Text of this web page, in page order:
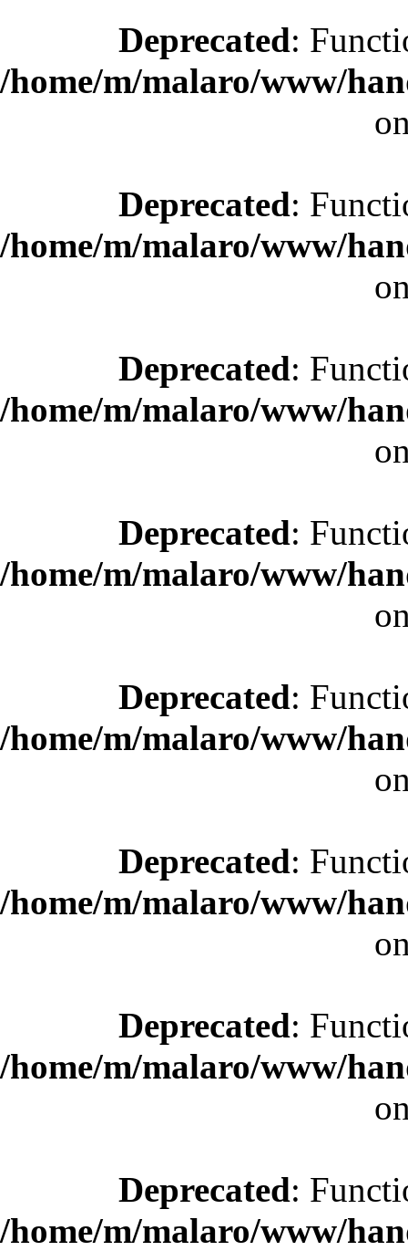
Deprecated:
/home/m/malaro/www/
Deprecated:
/home/m/malaro/www/
Deprecated:
/home/m/malaro/www/
Deprecated:
/home/m/malaro/www/
Deprecated:
/home/m/malaro/www/
Deprecated:
/home/m/malaro/www/
Deprecated:
/home/m/malaro/www/
Deprecated:
/home/m/malaro/www/